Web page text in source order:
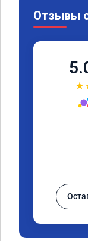
Отзывы о
★